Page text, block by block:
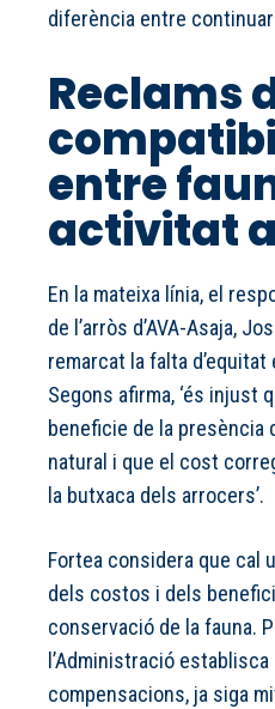
diferència entre continuar
Reclams
entre
activitat
En la mateixa línia, el
de l’arròs d’AVA-Asaja,
remarcat la falta
Segons afirma, ‘és injust
beneficie de la presència
natural i que el cost
la butxaca dels arrocers’.
Fortea considera que cal
dels costos i dels
conservació de la fauna.
l’Administració
compensacions, ja siga